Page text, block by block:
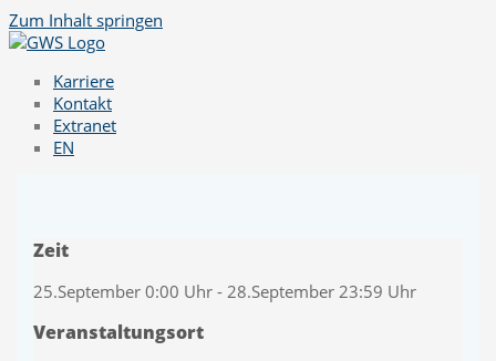
Zum Inhalt springen
Karriere
Kontakt
Extranet
EN
Zeit
25.September 0:00 Uhr - 28.September 23:59 Uhr
Veranstaltungsort